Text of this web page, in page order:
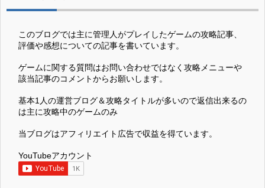
このブログでは主に管理人がプレイしたゲームの攻略記事、
評価や感想についての記事を書いています。
ゲームに関する質問はお問い合わせではなく攻略メニューや
該当記事のコメントからお願いします。
基本1人の運営ブログ＆攻略タイトルが多いので返信出来るの
は主に攻略中のゲームのみ
当ブログはアフィリエイト広告で収益を得ています。
YouTubeアカウント